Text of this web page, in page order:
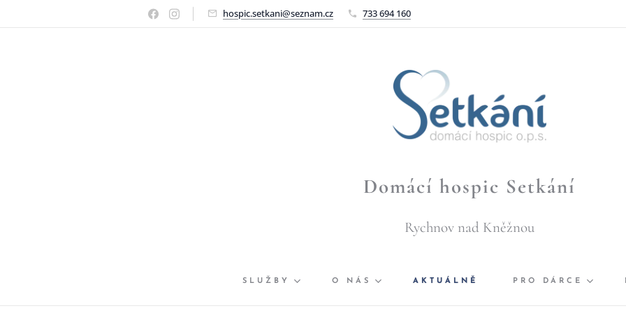
hospic.setkani@seznam.cz 733 694 160
Domácí hospic Setkání
Rychnov nad Kněžnou
SLUŽBY O NÁS AKTUÁLNĚ PRO DÁRCE